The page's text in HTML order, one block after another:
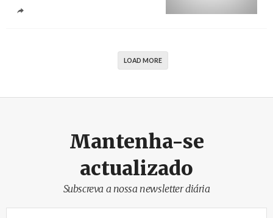
LOAD MORE
Mantenha-se
actualizado
Subscreva a nossa newsletter diária